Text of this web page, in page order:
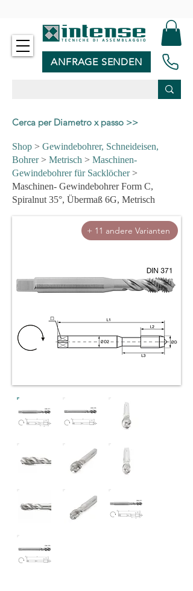
ANFRAGE SENDEN
Cerca per Diametro x passo >>
Shop > Gewindebohrer, Schneideisen,
Bohrer> Metrisch > Maschinen-
Gewindebohrer für Sacklöcher>
Maschinen- Gewindebohrer Form C,
Spiralnut 35°, Übermaß 6G, Metrisch
+ 11 andere Varianten